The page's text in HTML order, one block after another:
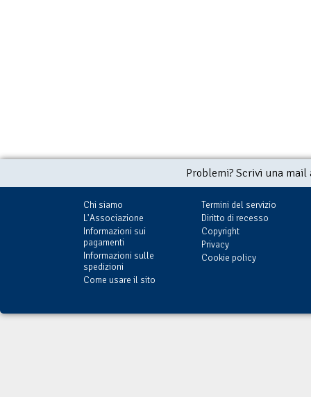
Problemi? Scrivi una
Chi siamo
L'Associazione
Informazioni sui
pagamenti
Informazioni sulle
spedizioni
Come usare il sito
Termini del servizio
Diritto di recesso
Copyright
Privacy
Cookie policy